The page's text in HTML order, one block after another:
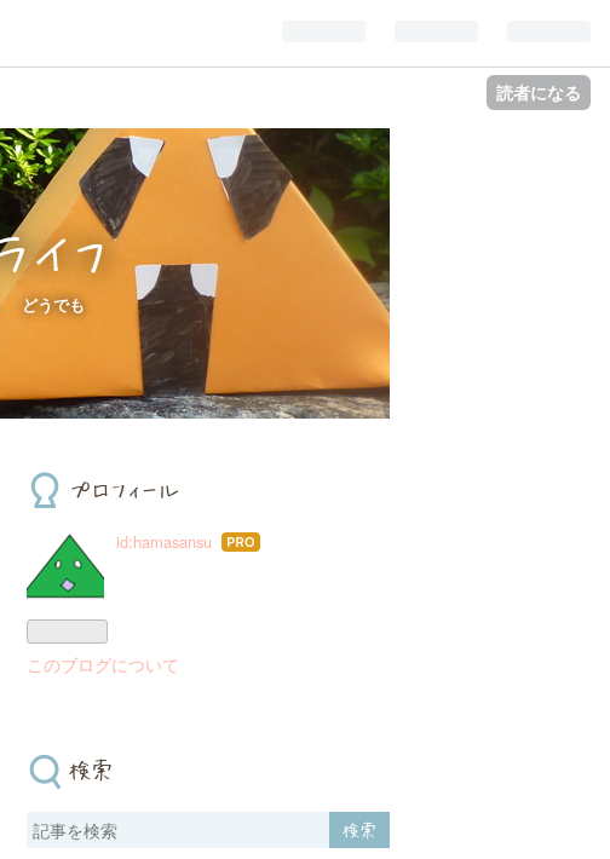
読者になる
イフ
どうでも
プロフィール
id:hamasansu はて
このブログについて
検索